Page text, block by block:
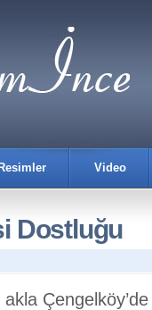
Resimler Video
Dostluğu